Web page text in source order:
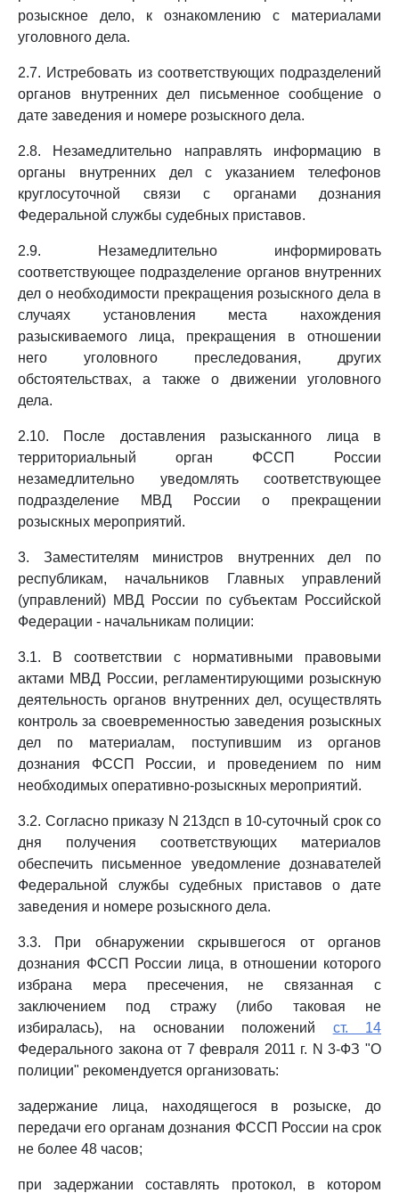
розыскное дело, к ознакомлению с материалами
уголовного дела.
2.7. Истребовать из соответствующих подразделений
органов внутренних дел письменное сообщение о
дате заведения и номере розыскного дела.
2.8. Незамедлительно направлять информацию в
органы внутренних дел с указанием телефонов
круглосуточной связи с органами дознания
Федеральной службы судебных приставов.
2.9. Незамедлительно информировать
соответствующее подразделение органов внутренних
дел о необходимости прекращения розыскного дела в
случаях установления места нахождения
разыскиваемого лица, прекращения в отношении
него уголовного преследования, других
обстоятельствах, а также о движении уголовного
дела.
2.10. После доставления разысканного лица в
территориальный орган ФССП России
незамедлительно уведомлять соответствующее
подразделение МВД России о прекращении
розыскных мероприятий.
3. Заместителям министров внутренних дел по
республикам, начальников Главных управлений
(управлений) МВД России по субъектам Российской
Федерации - начальникам полиции:
3.1. В соответствии с нормативными правовыми
актами МВД России, регламентирующими розыскную
деятельность органов внутренних дел, осуществлять
контроль за своевременностью заведения розыскных
дел по материалам, поступившим из органов
дознания ФССП России, и проведением по ним
необходимых оперативно-розыскных мероприятий.
3.2. Согласно приказу N 213дсп в 10-суточный срок со
дня получения соответствующих материалов
обеспечить письменное уведомление дознавателей
Федеральной службы судебных приставов о дате
заведения и номере розыскного дела.
3.3. При обнаружении скрывшегося от органов
дознания ФССП России лица, в отношении которого
избрана мера пресечения, не связанная с
заключением под стражу (либо таковая не
избиралась), на основании положений ст. 14
Федерального закона от 7 февраля 2011 г. N 3-ФЗ "О
полиции" рекомендуется организовать:
задержание лица, находящегося в розыске, до
передачи его органам дознания ФССП России на срок
не более 48 часов;
при задержании составлять протокол, в котором